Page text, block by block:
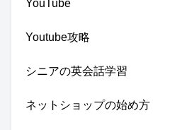
YouTube
Youtube攻略
シニアの英会話学習
ネットショップの始め方